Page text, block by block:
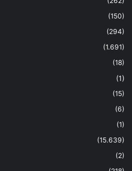
(150)
(294)
(1.691)
(18)
(1)
(15)
(6)
(1)
(15.639)
(2)